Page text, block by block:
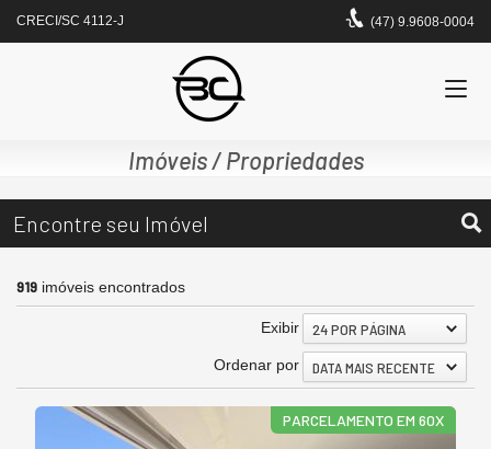
CRECI/SC 4112-J (47) 9.9608-0004
Imóveis / Propriedades
Encontre seu Imóvel
919 imóveis encontrados
Exibir 24 POR PÁGINA
Ordenar por DATA MAIS RECENTE
PARCELAMENTO EM 60X